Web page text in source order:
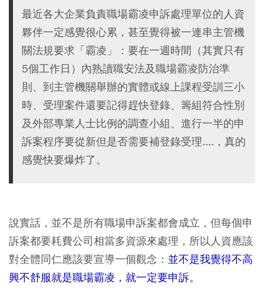
最近各大企業負責職場霸凌申訴處理單位的人資
夥伴一定感覺很心累，甚至覺得被一連串主管機
關法規要求「霸凌」：要在一週時間（其實只有
5個工作日）內熟讀職安法及職場霸凌防治準
則、到主管機關舉辦的實體或線上課程受訓三小
時、受理案件還要記得趕快登錄、籌組符合性別
及外部專業人士比例的調查小組、進行一半的申
訴案程序要從新但是否需要補登錄受理....，真的
感覺快要爆炸了。
說實話，並不是所有職場申訴案都會成立，但每個申
訴案都要耗費公司相當多資源來處理，所以人資應該
對全體同仁應該要宣導一個觀念： 並不是我覺得不高
興不舒服就是職場霸凌，就一定要申訴。